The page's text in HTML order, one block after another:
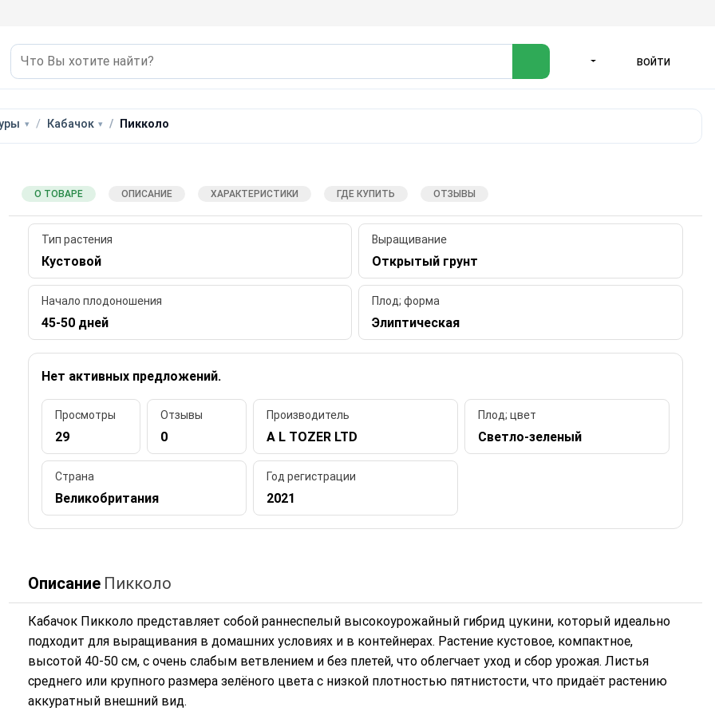
ВОЙТИ
Кабачок Пикколо
О ТОВАРЕ ОПИСАНИЕ ХАРАКТЕРИСТИКИ ГДЕ КУПИТЬ ОТЗЫВЫ
Тип растения
Кустовой
Выращивание
Открытый грунт
Начало плодоношения
45-50 дней
Плод; форма
Элиптическая
Нет активных предложений.
Просмотры
29
Отзывы
0
Производитель
A L TOZER LTD
Плод; цвет
Светло-зеленый
Страна
Великобритания
Год регистрации
2021
Описание Пикколо
Кабачок Пикколо представляет собой раннеспелый высокоурожайный гибрид цукини, который идеально
подходит для выращивания в домашних условиях и в контейнерах. Растение кустовое, компактное,
высотой 40-50 см, с очень слабым ветвлением и без плетей, что облегчает уход и сбор урожая. Листья
среднего или крупного размера зелёного цвета с низкой плотностью пятнистости, что придаёт растению
аккуратный внешний вид.